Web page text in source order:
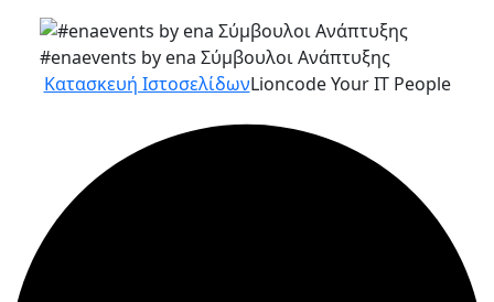
#enaevents by ena Σύμβουλοι Ανάπτυξης
Κατασκευή ΙστοσελίδωνLioncode Your IT People